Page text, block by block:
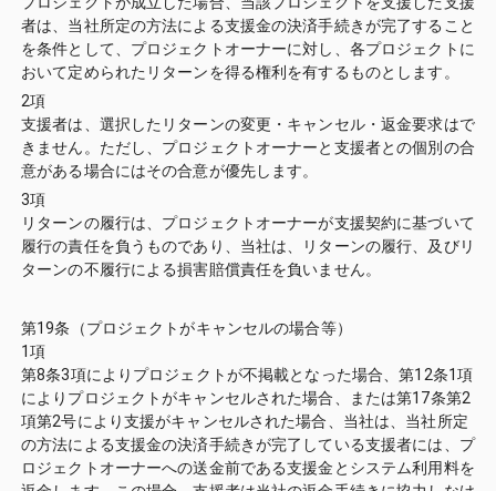
者は、当社所定の方法による支援金の決済手続きが完了すること
を条件として、プロジェクトオーナーに対し、各プロジェクトに
おいて定められたリターンを得る権利を有するものとします。
2項
支援者は、選択したリターンの変更・キャンセル・返金要求はで
きません。ただし、プロジェクトオーナーと支援者との個別の合
意がある場合にはその合意が優先します。
3項
リターンの履行は、プロジェクトオーナーが支援契約に基づいて
履行の責任を負うものであり、当社は、リターンの履行、及びリ
ターンの不履行による損害賠償責任を負いません。
第19条（プロジェクトがキャンセルの場合等）
1項
第8条3項によりプロジェクトが不掲載となった場合、第12条1項
によりプロジェクトがキャンセルされた場合、または第17条第2
項第2号により支援がキャンセルされた場合、当社は、当社所定
の方法による支援金の決済手続きが完了している支援者には、プ
ロジェクトオーナーへの送金前である支援金とシステム利用料を